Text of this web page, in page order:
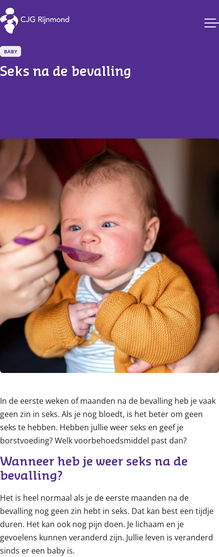
CJG Rijnmond
BABY
Seks na de bevalling
In de eerste weken of maanden na de bevalling heb je vaak
geen zin in seks. Als je nog bloedt, is het beter om geen
seks te hebben. Hebben jullie weer seks en geef je
borstvoeding? Welk voorbehoedsmiddel past dan?
Wanneer heb je weer seks na de
bevalling?
Het is heel normaal als je de eerste maanden na de
bevalling nog geen zin hebt in seks. Dat kan best een tijdje
duren. Het kan ook nog pijn doen. Je lichaam en je
gevoelens kunnen veranderd zijn. Jullie leven is veranderd
sinds er een baby is.